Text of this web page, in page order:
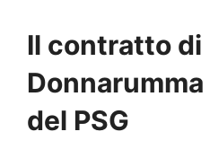
Il contratto di
del PSG